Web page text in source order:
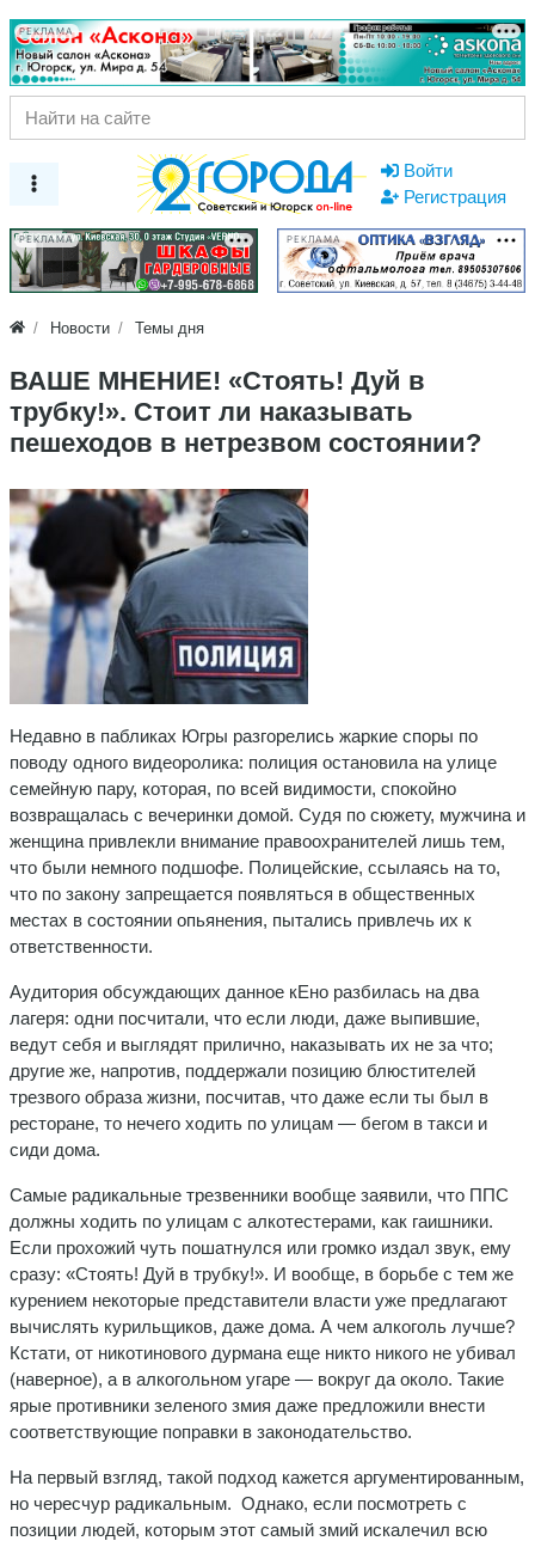
РЕКЛАМА
Войти
Регистрация
РЕКЛАМА РЕКЛАМА
Новости Темы дня
ВАШЕ МНЕНИЕ! «Стоять! Дуй в
трубку!». Стоит ли наказывать
пешеходов в нетрезвом состоянии?
Недавно в пабликах Югры разгорелись жаркие споры по
поводу одного видеоролика: полиция остановила на улице
семейную пару, которая, по всей видимости, спокойно
возвращалась с вечеринки домой. Судя по сюжету, мужчина и
женщина привлекли внимание правоохранителей лишь тем,
что были немного подшофе. Полицейские, ссылаясь на то,
что по закону запрещается появляться в общественных
местах в состоянии опьянения, пытались привлечь их к
ответственности.
Аудитория обсуждающих данное кЕно разбилась на два
лагеря: одни посчитали, что если люди, даже выпившие,
ведут себя и выглядят прилично, наказывать их не за что;
другие же, напротив, поддержали позицию блюстителей
трезвого образа жизни, посчитав, что даже если ты был в
ресторане, то нечего ходить по улицам — бегом в такси и
сиди дома.
Самые радикальные трезвенники вообще заявили, что ППС
должны ходить по улицам с алкотестерами, как гаишники.
Если прохожий чуть пошатнулся или громко издал звук, ему
сразу: «Стоять! Дуй в трубку!». И вообще, в борьбе с тем же
курением некоторые представители власти уже предлагают
вычислять курильщиков, даже дома. А чем алкоголь лучше?
Кстати, от никотинового дурмана еще никто никого не убивал
(наверное), а в алкогольном угаре — вокруг да около. Такие
ярые противники зеленого змия даже предложили внести
соответствующие поправки в законодательство.
На первый взгляд, такой подход кажется аргументированным,
но чересчур радикальным. Однако, если посмотреть с
позиции людей, которым этот самый змий искалечил всю